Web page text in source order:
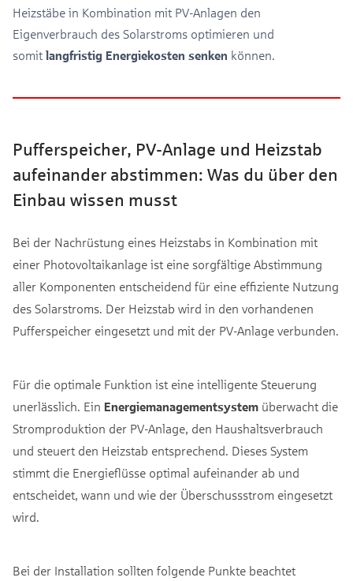
Heizstäbe in Kombination mit PV-Anlagen den
Eigenverbrauch des Solarstroms optimieren und
somit langfristig Energiekosten senken können.
Pufferspeicher, PV-Anlage und Heizstab
aufeinander abstimmen: Was du über den
Einbau wissen musst
Bei der Nachrüstung eines Heizstabs in Kombination mit
einer Photovoltaikanlage ist eine sorgfältige Abstimmung
aller Komponenten entscheidend für eine effiziente Nutzung
des Solarstroms. Der Heizstab wird in den vorhandenen
Pufferspeicher eingesetzt und mit der PV-Anlage verbunden.
Für die optimale Funktion ist eine intelligente Steuerung
unerlässlich. Ein Energiemanagementsystem überwacht die
Stromproduktion der PV-Anlage, den Haushaltsverbrauch
und steuert den Heizstab entsprechend. Dieses System
stimmt die Energieflüsse optimal aufeinander ab und
entscheidet, wann und wie der Überschussstrom eingesetzt
wird.
Bei der Installation sollten folgende Punkte beachtet